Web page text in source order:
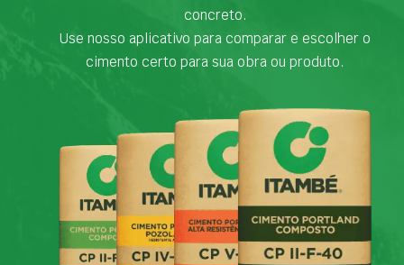
concreto.
Use nosso aplicativo para comparar e escolher o
cimento certo para sua obra ou produto.